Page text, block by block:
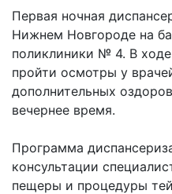
Первая ночная
Нижнем Новгороде на
поликлиники № 4. В
пройти осмотры у
дополнительных
вечернее время.
Программа
консультации
пещеры и процедуры